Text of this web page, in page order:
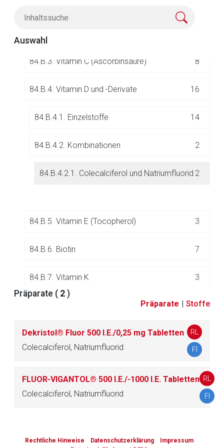
Auswahl
84.B.3. Vitamin C (Ascorbinsäure) 8
84.B.4. Vitamin D und -Derivate 16
84.B.4.1. Einzelstoffe 14
84.B.4.2. Kombinationen 2
84.B.4.2.1. Colecalciferol und Natriumfluorid 2
84.B.5. Vitamin E (Tocopherol) 3
84.B.6. Biotin 7
84.B.7. Vitamin K 3
2
84.B.9. Multivitaminpräparate 8
85. Wund- und Narbenbehandlungsmittel 75
Präparate ( 2 )
Präparate | Stoffe
Dekristol® Fluor 500 I.E./0,25 mg Tabletten
Colecalciferol, Natriumfluorid
RL
FI
FLUOR-VIGANTOL® 500 I.E./-1000 I.E. Tabletten
Colecalciferol, Natriumfluorid
RL
FI
Rechtliche Hinweise Datenschutzerklärung
Impressum
Aufruf einer externen Seite
Seite. Für die Inhalte der externen Web-Seite ist deren
Zurück zur rote-liste.de Zur Seite